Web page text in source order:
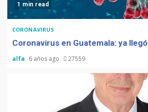
1 min read
CORONAVIRUS
Coronavirus en Guatemala: ya llegó
alfa 6 años ago 27559